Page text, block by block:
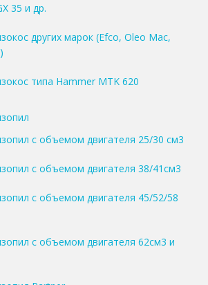
35 и др.
других марок (Efco, Oleo Mac,
типа Hammer MTK 620
с объемом двигателя 25/30 см3
с объемом двигателя 38/41см3
с объемом двигателя 45/52/58
с объемом двигателя 62см3 и